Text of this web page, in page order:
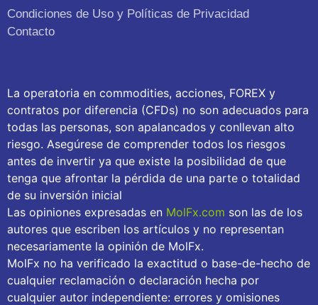
Condiciones de Uso y Políticas de Privacidad
Contacto
La operatoria en commodities, acciones, FOREX y
contratos por diferencia (CFDs) no son adecuados para
todas las personas, son apalancados y conllevan alto
riesgo. Asegúrese de comprender todos los riesgos
antes de invertir ya que existe la posibilidad de que
tenga que afrontar la pérdida de una parte o totalidad
de su inversión inicial
Las opiniones expresadas en MolFx.com son las de los
autores que escriben los artículos y no representan
necesariamente la opinión de MolFx.
MolFx no ha verificado la exactitud o base-de-hecho de
cualquier reclamación o declaración hecha por
cualquier autor independiente: errores y omisiones